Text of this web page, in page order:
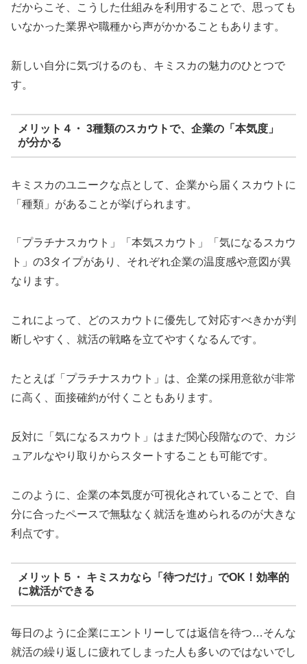
だからこそ、こうした仕組みを利用することで、思っても
いなかった業界や職種から声がかかることもあります。
新しい自分に気づけるのも、キミスカの魅力のひとつで
す。
メリット４・ 3種類のスカウトで、企業の「本気度」
が分かる
キミスカのユニークな点として、企業から届くスカウトに
「種類」があることが挙げられます。
「プラチナスカウト」「本気スカウト」「気になるスカウ
ト」の3タイプがあり、それぞれ企業の温度感や意図が異
なります。
これによって、どのスカウトに優先して対応すべきかが判
断しやすく、就活の戦略を立てやすくなるんです。
たとえば「プラチナスカウト」は、企業の採用意欲が非常
に高く、面接確約が付くこともあります。
反対に「気になるスカウト」はまだ関心段階なので、カジ
ュアルなやり取りからスタートすることも可能です。
このように、企業の本気度が可視化されていることで、自
分に合ったペースで無駄なく就活を進められるのが大きな
利点です。
メリット５・ キミスカなら「待つだけ」でOK！効率的
に就活ができる
毎日のように企業にエントリーしては返信を待つ…そんな
就活の繰り返しに疲れてしまった人も多いのではないでし